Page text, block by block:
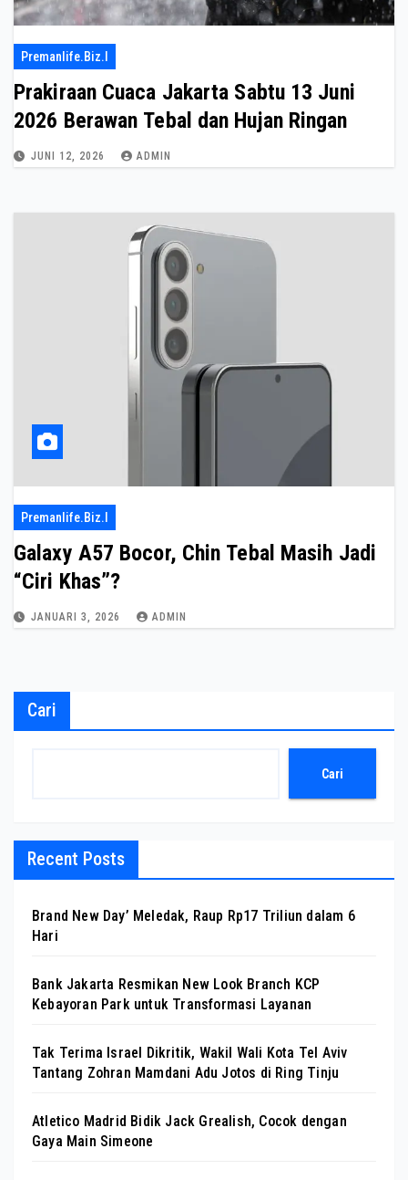
Premanlife.biz.i
Prakiraan Cuaca Jakarta Sabtu 13 Juni
2026 Berawan Tebal dan Hujan Ringan
JUNI 12, 2026 ADMIN
Premanlife.biz.i
Galaxy A57 Bocor, Chin Tebal Masih Jadi
“Ciri Khas”?
JANUARI 3, 2026 ADMIN
Cari
Cari
Recent Posts
Brand New Day’ Meledak, Raup Rp17 Triliun dalam 6
Hari
Bank Jakarta Resmikan New Look Branch KCP
Kebayoran Park untuk Transformasi Layanan
Tak Terima Israel Dikritik, Wakil Wali Kota Tel Aviv
Tantang Zohran Mamdani Adu Jotos di Ring Tinju
Atletico Madrid Bidik Jack Grealish, Cocok dengan
Gaya Main Simeone